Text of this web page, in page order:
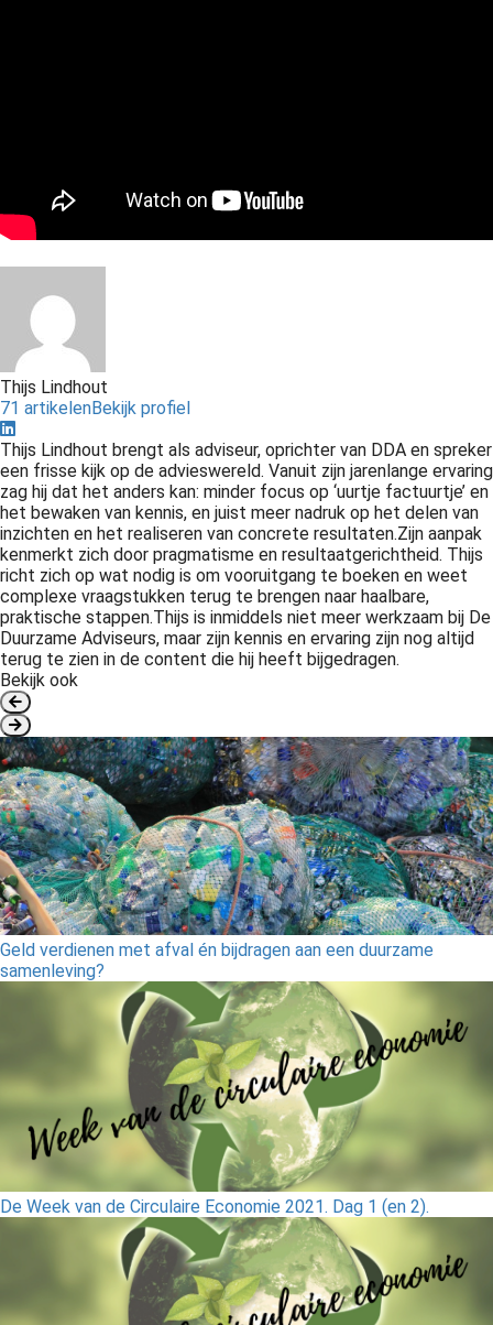
Thijs Lindhout
71 artikelenBekijk profiel
Thijs Lindhout brengt als adviseur, oprichter van DDA en spreker
een frisse kijk op de advieswereld. Vanuit zijn jarenlange ervaring
zag hij dat het anders kan: minder focus op ‘uurtje factuurtje’ en
het bewaken van kennis, en juist meer nadruk op het delen van
inzichten en het realiseren van concrete resultaten.Zijn aanpak
kenmerkt zich door pragmatisme en resultaatgerichtheid. Thijs
richt zich op wat nodig is om vooruitgang te boeken en weet
complexe vraagstukken terug te brengen naar haalbare,
praktische stappen.Thijs is inmiddels niet meer werkzaam bij De
Duurzame Adviseurs, maar zijn kennis en ervaring zijn nog altijd
terug te zien in de content die hij heeft bijgedragen.
Bekijk ook
Geld verdienen met afval én bijdragen aan een duurzame
samenleving?
De Week van de Circulaire Economie 2021. Dag 1 (en 2).